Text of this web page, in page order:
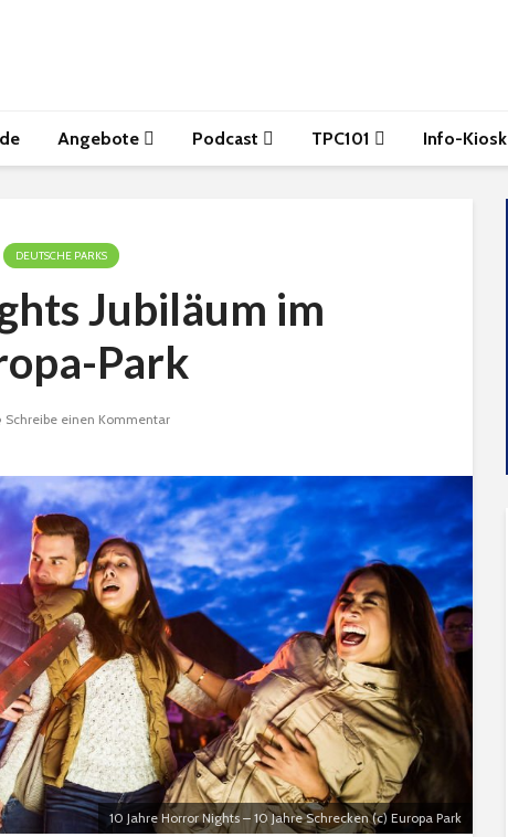
Angebote Podcast TPC101 Info-Kiosk
DEUTSCHE PARKS
Jubiläum im
Park
Schreibe einen Kommentar
10 Jahre Horror Nights – 10 Jahre Schrecken (c) Europa Park